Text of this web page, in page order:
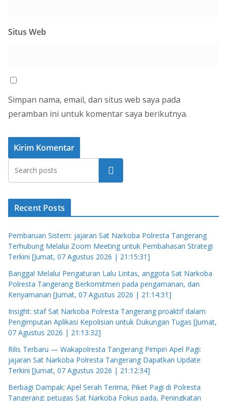
Situs Web
Simpan nama, email, dan situs web saya pada
peramban ini untuk komentar saya berikutnya.
Cari
Recent Posts
Pembaruan Sistem: jajaran Sat Narkoba Polresta Tangerang
Terhubung Melalui Zoom Meeting untuk Pembahasan Strategi
Terkini [Jumat, 07 Agustus 2026 | 21:15:31]
Bangga! Melalui Pengaturan Lalu Lintas, anggota Sat Narkoba
Polresta Tangerang Berkomitmen pada pengamanan, dan
Kenyamanan [Jumat, 07 Agustus 2026 | 21:14:31]
Insight: staf Sat Narkoba Polresta Tangerang proaktif dalam
Pengimputan Aplikasi Kepolisian untuk Dukungan Tugas [Jumat,
07 Agustus 2026 | 21:13:32]
Rilis Terbaru — Wakapolresta Tangerang Pimpin Apel Pagi:
jajaran Sat Narkoba Polresta Tangerang Dapatkan Update
Terkini [Jumat, 07 Agustus 2026 | 21:12:34]
Berbagi Dampak: Apel Serah Terima, Piket Pagi di Polresta
Tangerang: petugas Sat Narkoba Fokus pada, Peningkatan